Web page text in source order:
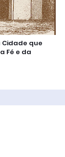
Cidade que
Fé e da